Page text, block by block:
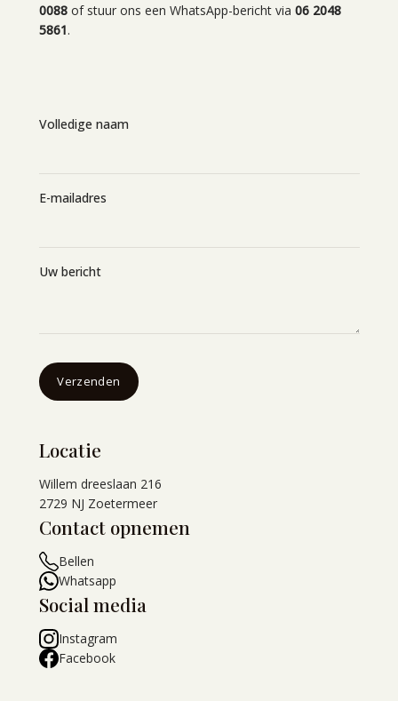
0088of stuur ons een WhatsApp-bericht via 06 2048
5861.
Volledige naam
E-mailadres
Uw bericht
Locatie
Willem dreeslaan 216
2729 NJ Zoetermeer
Contact opnemen
Bellen
Whatsapp
Social media
Instagram
Facebook